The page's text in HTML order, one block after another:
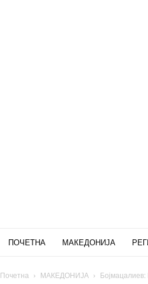
ПОЧЕТНА МАКЕДОНИЈА
Почетна МАКЕДОНИЈА Бојмацалиев: